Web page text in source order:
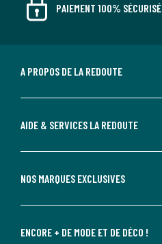
PAIEMENT 100% SÉCURISÉ
A PROPOS DE LA REDOUTE
AIDE & SERVICES LA REDOUTE
NOS MARQUES EXCLUSIVES
ENCORE + DE MODE ET DE DÉCO !